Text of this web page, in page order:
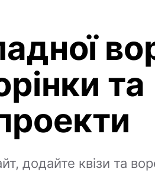
та
додайте квізи та